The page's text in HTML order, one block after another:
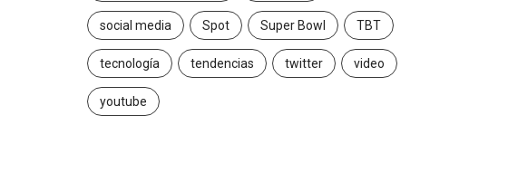
social media Spot Super Bowl TBT
tecnología tendencias twitter video
youtube